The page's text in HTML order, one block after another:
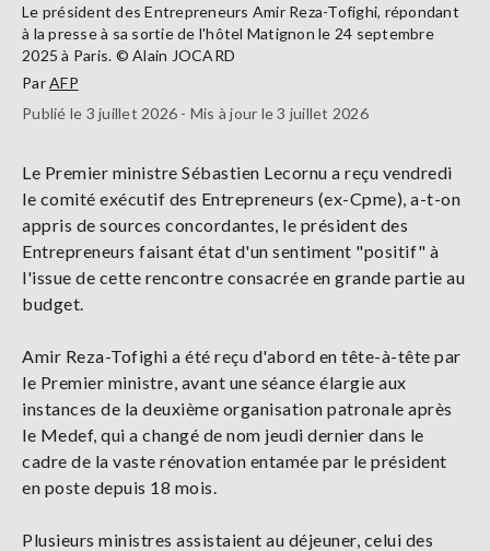
Le président des Entrepreneurs Amir Reza-Tofighi, répondant
à la presse à sa sortie de l'hôtel Matignon le 24 septembre
2025 à Paris. © Alain JOCARD
ParAFP
Publié le 3 juillet 2026 - Mis à jour le 3 juillet 2026
Le Premier ministre Sébastien Lecornu a reçu vendredi
le comité exécutif des Entrepreneurs (ex-Cpme), a-t-on
appris de sources concordantes, le président des
Entrepreneurs faisant état d'un sentiment "positif" à
l'issue de cette rencontre consacrée en grande partie au
budget.
Amir Reza-Tofighi a été reçu d'abord en tête-à-tête par
le Premier ministre, avant une séance élargie aux
instances de la deuxième organisation patronale après
le Medef, qui a changé de nom jeudi dernier dans le
cadre de la vaste rénovation entamée par le président
en poste depuis 18 mois.
Plusieurs ministres assistaient au déjeuner, celui des